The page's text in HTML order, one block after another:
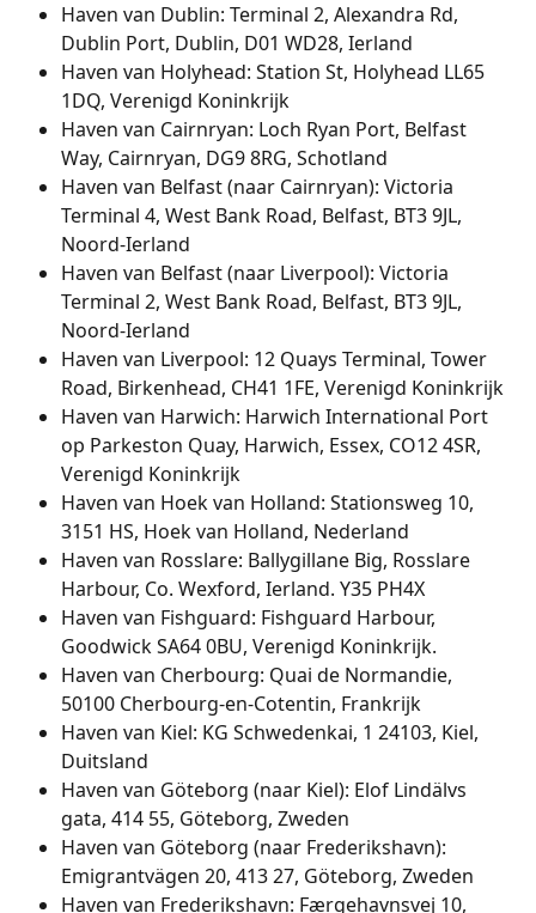
Haven van Dublin: Terminal 2, Alexandra Rd,
Dublin Port, Dublin, D01 WD28, Ierland
Haven van Holyhead: Station St, Holyhead LL65
1DQ, Verenigd Koninkrijk
Haven van Cairnryan: Loch Ryan Port, Belfast
Way, Cairnryan, DG9 8RG, Schotland
Haven van Belfast (naar Cairnryan): Victoria
Terminal 4, West Bank Road, Belfast, BT3 9JL,
Noord-Ierland
Haven van Belfast (naar Liverpool): Victoria
Terminal 2, West Bank Road, Belfast, BT3 9JL,
Noord-Ierland
Haven van Liverpool: 12 Quays Terminal, Tower
Road, Birkenhead, CH41 1FE, Verenigd Koninkrijk
Haven van Harwich: Harwich International Port
op Parkeston Quay, Harwich, Essex, CO12 4SR,
Verenigd Koninkrijk
Haven van Hoek van Holland: Stationsweg 10,
3151 HS, Hoek van Holland, Nederland
Haven van Rosslare: Ballygillane Big, Rosslare
Harbour, Co. Wexford, Ierland. Y35 PH4X
Haven van Fishguard: Fishguard Harbour,
Goodwick SA64 0BU, Verenigd Koninkrijk.
Haven van Cherbourg: Quai de Normandie,
50100 Cherbourg-en-Cotentin, Frankrijk
Haven van Kiel: KG Schwedenkai, 1 24103, Kiel,
Duitsland
Haven van Göteborg (naar Kiel): Elof Lindälvs
gata, 414 55, Göteborg, Zweden
Haven van Göteborg (naar Frederikshavn):
Emigrantvägen 20, 413 27, Göteborg, Zweden
Haven van Frederikshavn: Færgehavnsvej 10,